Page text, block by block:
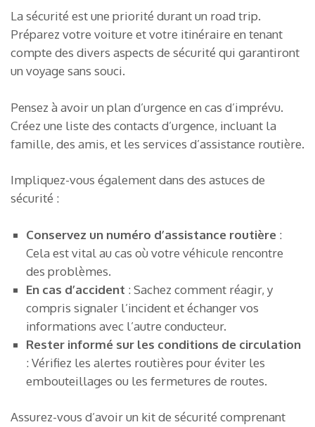
La sécurité est une priorité durant un road trip.
Préparez votre voiture et votre itinéraire en tenant
compte des divers aspects de sécurité qui garantiront
un voyage sans souci.
Pensez à avoir un plan d’urgence en cas d’imprévu.
Créez une liste des contacts d’urgence, incluant la
famille, des amis, et les services d’assistance routière.
Impliquez-vous également dans des astuces de
sécurité :
Conservez un numéro d’assistance routière :
Cela est vital au cas où votre véhicule rencontre
des problèmes.
En cas d’accident : Sachez comment réagir, y
compris signaler l’incident et échanger vos
informations avec l’autre conducteur.
Rester informé sur les conditions de circulation
: Vérifiez les alertes routières pour éviter les
embouteillages ou les fermetures de routes.
Assurez-vous d’avoir un kit de sécurité comprenant